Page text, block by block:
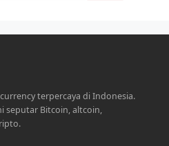
terpercaya di Indonesia.
seputar Bitcoin, altcoin,